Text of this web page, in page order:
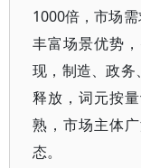
1000倍，市场
丰富场景优势
现，制造、政
释放，词元按
熟，市场主体
态。